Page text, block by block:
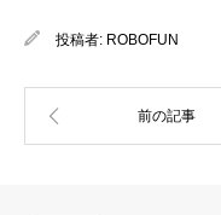
投稿者: ROBOFUN